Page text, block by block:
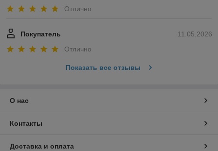
Отлично
11.05.2026
Покупатель
Отлично
Показать все отзывы
О нас
Контакты
Доставка и оплата